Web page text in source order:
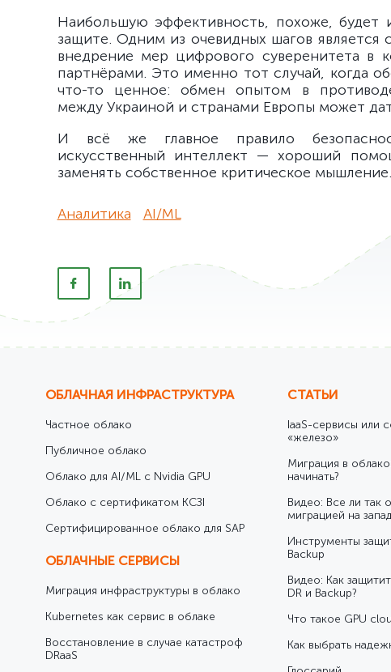
Наибольшую эффективность, похоже, будет
защите. Одним из очевидных шагов является
внедрение мер цифрового суверенитета в
партнёрами. Это именно тот случай, когда
что-то ценное: обмен опытом в
между Украиной и странами Европы может
И всё же главное правило
искусственный интеллект — хороший
заменять собственное критическое мышление.
Аналитика AI/ML
ОБЛАЧНАЯ ИНФРАСТРУКТУРА
Частное облако
Публичное облако
Облако для AI/ML с Nvidia GPU
Облако с сертификатом КСЗІ
Cертифицированное облако для SAP
ОБЛАЧНЫЕ СЕРВИСЫ
Миграция инфраструктуры в облако
Kubernetes как сервис в облаке
Восстановление в случае катастроф
DRaaS
СТАТЬИ
IaaS-сервисы или
«железо»
Миграция в
начинать?
Видео: Все ли так
миграцией на
Инструменты
Backup
Видео: Как
DR и Backup?
Что такое GPU
Как выбрать